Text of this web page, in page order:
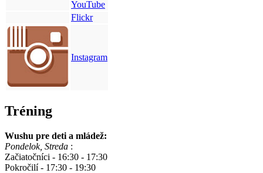
YouTube
Flickr
Instagram
Tréning
Wushu pre deti a mládež:
Pondelok, Streda :
Začiatočníci - 16:30 - 17:30
Pokročilí - 17:30 - 19:30